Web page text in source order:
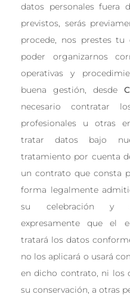
datos personales fuera
previstos, serás
procede, nos prestes tu
poder organizarnos
operativas y
buena gestión, desde
necesario contratar
profesionales u otras
tratar datos bajo
tratamiento por cuenta
un contrato que consta
forma legalmente
su celebración y
expresamente que el
tratará los datos
no los aplicará o usará
en dicho contrato, ni los
su conservación, a otras